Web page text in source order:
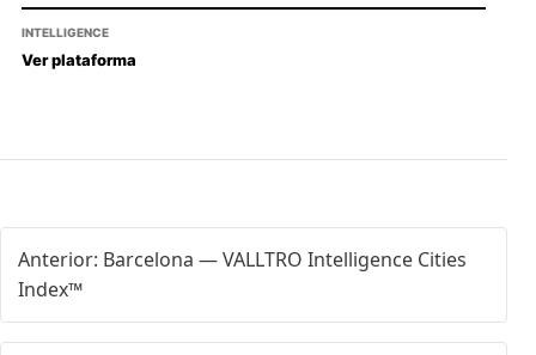
INTELLIGENCE
Ver plataforma
Anterior: Barcelona — VALLTRO Intelligence Cities
Index™